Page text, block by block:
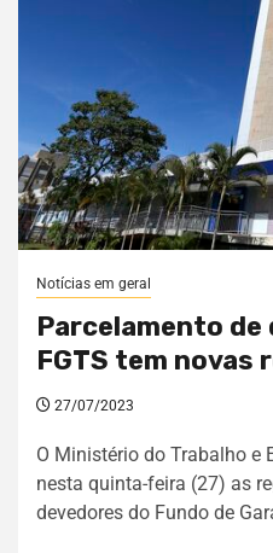
Notícias em geral
Parcelamento de
FGTS tem novas
27/07/2023
O Ministério do Trabalho e
nesta quinta-feira (27) as
devedores do Fundo de